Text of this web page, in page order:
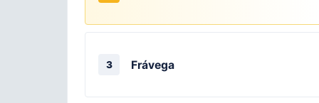
3 Frávega